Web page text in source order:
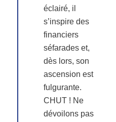
éclairé, il
s’inspire des
financiers
séfarades et,
dès lors, son
ascension est
fulgurante.
CHUT ! Ne
dévoilons pas